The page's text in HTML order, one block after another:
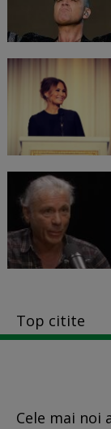
Top citite
Cele mai noi